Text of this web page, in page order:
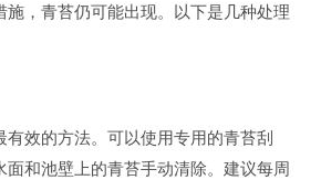
施，青苔仍可能出现。以下是几种处理
有效的方法。可以使用专用的青苔刮
面和池壁上的青苔手动清除。建议每周